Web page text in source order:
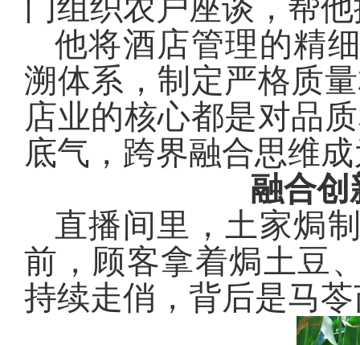
门组织农户座谈，帮
他将酒店管理的精
溯体系，制定严格质
店业的核心都是对品
底气，跨界融合思维
融合创
直播间里，土家焗
前，顾客拿着焗土豆
持续走俏，背后是马